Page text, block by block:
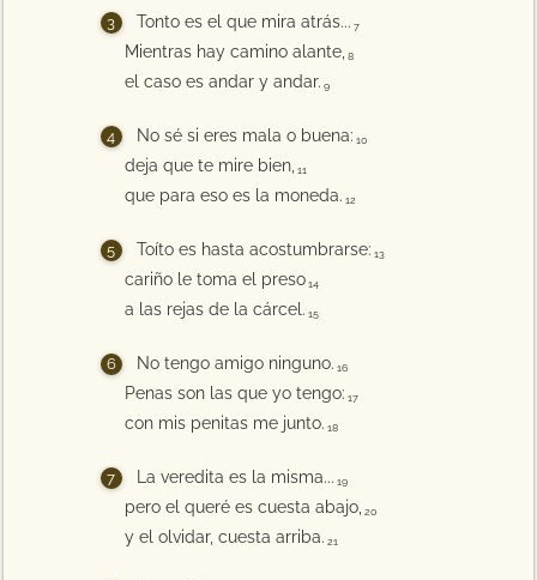
Tonto es el que mira atrás... 7
Mientras hay camino alante, 8
el caso es andar y andar. 9
No sé si eres mala o buena: 10
deja que te mire bien, 11
que para eso es la moneda. 12
Toíto es hasta acostumbrarse: 13
cariño le toma el preso 14
a las rejas de la cárcel. 15
No tengo amigo ninguno. 16
Penas son las que yo tengo: 17
con mis penitas me junto. 18
La veredita es la misma... 19
pero el queré es cuesta abajo, 20
y el olvidar, cuesta arriba. 21